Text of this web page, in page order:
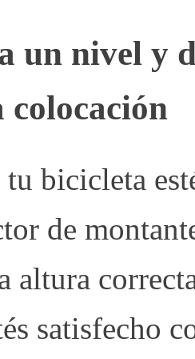
un nivel y
bicicleta
de
altura
satisfecho